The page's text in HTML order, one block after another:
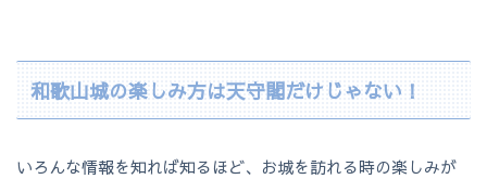
和歌山城の楽しみ方は天守閣だけじゃない！
いろんな情報を知れば知るほど、お城を訪れる時の楽しみが